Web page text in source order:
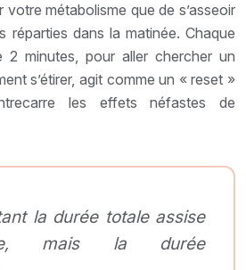
métabolisme que de s’asseoir
réparties dans la matinée. Chaque
2 minutes, pour aller chercher un
s’étirer, agit comme un « reset »
les effets néfastes de
la durée totale assise
mais la durée